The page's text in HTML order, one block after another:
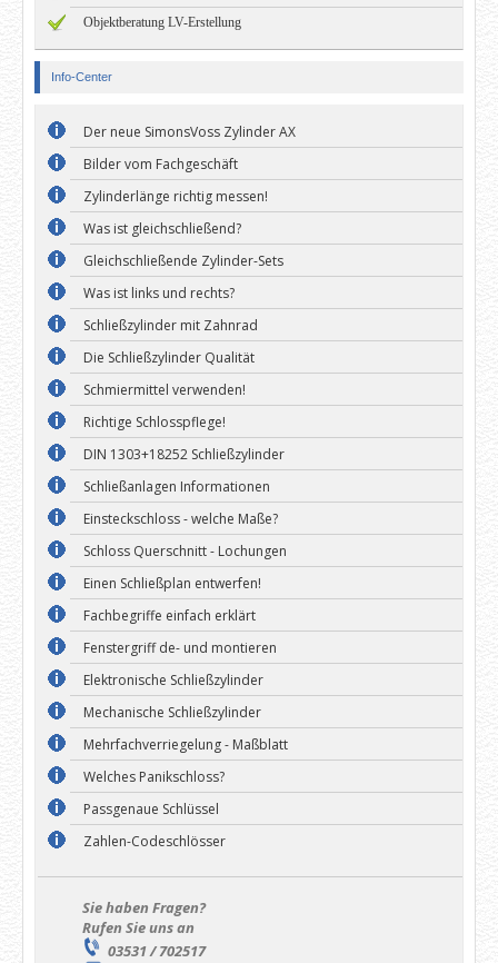
Objektberatung LV-Erstellung
Info-Center
Der neue SimonsVoss Zylinder AX
Bilder vom Fachgeschäft
Zylinderlänge richtig messen!
Was ist gleichschließend?
Gleichschließende Zylinder-Sets
Was ist links und rechts?
Schließzylinder mit Zahnrad
Die Schließzylinder Qualität
Schmiermittel verwenden!
Richtige Schlosspflege!
DIN 1303+18252 Schließzylinder
Schließanlagen Informationen
Einsteckschloss - welche Maße?
Schloss Querschnitt - Lochungen
Einen Schließplan entwerfen!
Fachbegriffe einfach erklärt
Fenstergriff de- und montieren
Elektronische Schließzylinder
Mechanische Schließzylinder
Mehrfachverriegelung - Maßblatt
Welches Panikschloss?
Passgenaue Schlüssel
Zahlen-Codeschlösser
Sie haben Fragen?
Rufen Sie uns an
03531 / 702517